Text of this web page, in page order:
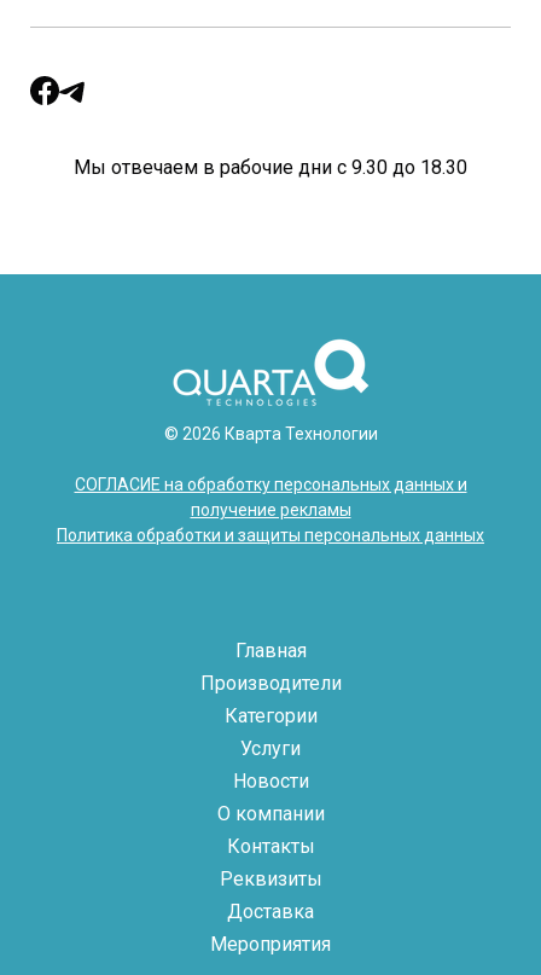
Мы отвечаем в рабочие дни с 9.30 до 18.30
© 2026 Кварта Технологии
СОГЛАСИЕ на обработку персональных данных и
получение рекламы
Политика обработки и защиты персональных данных
Главная
Производители
Категории
Услуги
Новости
О компании
Контакты
Реквизиты
Доставка
Мероприятия